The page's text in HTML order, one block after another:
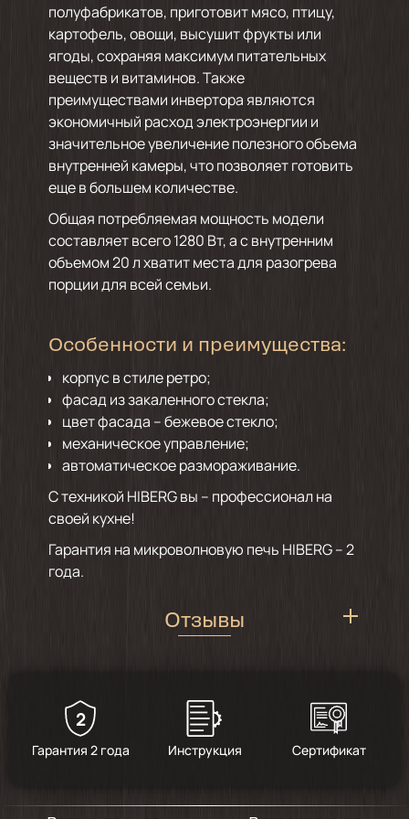
полуфабрикатов, приготовит мясо, птицу,
картофель, овощи, высушит фрукты или
ягоды, сохраняя максимум питательных
веществ и витаминов. Также
преимуществами инвертора являются
экономичный расход электроэнергии и
значительное увеличение полезного объема
внутренней камеры, что позволяет готовить
еще в большем количестве.
Общая потребляемая мощность модели
составляет всего 1280 Вт, а с внутренним
объемом 20 л хватит места для разогрева
порции для всей семьи.
Особенности и преимущества:
корпус в стиле ретро;
фасад из закаленного стекла;
цвет фасада – бежевое стекло;
механическое управление;
автоматическое размораживание.
С техникой HIBERG вы – профессионал на
своей кухне!
Гарантия на микроволновую печь HIBERG – 2
года.
Отзывы
34
2
Гарантия 2 года Инструкция Сертификат